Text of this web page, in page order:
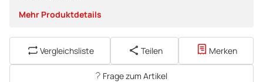
Mehr Produktdetails
Vergleichsliste Teilen Merken
Frage zum Artikel